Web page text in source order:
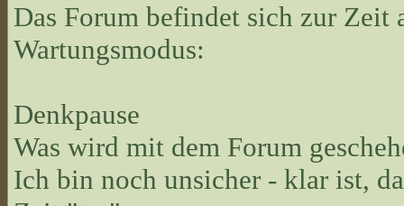
Das Forum befindet sich zur Zeit
Wartungsmodus:
Denkpause
Was wird mit dem Forum
Ich bin noch unsicher - klar ist,